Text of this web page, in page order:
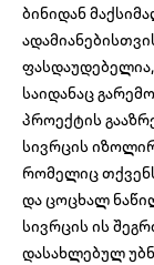
ბინიდან
საიდანაც
პროექტის
სივრცის
რომელიც
და ცოცხალ
სივრცის ის
დასახლებულ